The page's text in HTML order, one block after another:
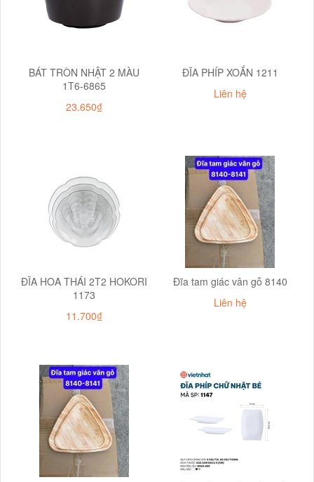
BÁT TRÒN NHẬT 2 MÀU
1T6-6865
23.650₫
ĐĨA PHÍP XOẮN 1211
Liên hệ
ĐĨA HOA THÁI 2T2 HOKORI
1173
11.700₫
Đĩa tam giác vân gỗ 8140
Liên hệ